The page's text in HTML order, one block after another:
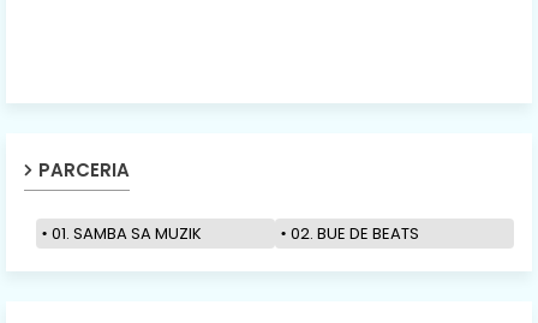
PARCERIA
01. SAMBA SA MUZIK 02. BUE DE BEATS